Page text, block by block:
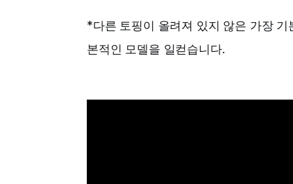
*다른 토핑이 올려져 있지 않은 가장
본적인 모델을 일컫습니다.